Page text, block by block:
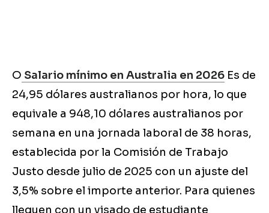
O Salario mínimo en Australia en 2026 Es de
24,95 dólares australianos por hora, lo que
equivale a 948,10 dólares australianos por
semana en una jornada laboral de 38 horas,
establecida por la Comisión de Trabajo
Justo desde julio de 2025 con un ajuste del
3,5% sobre el importe anterior. Para quienes
lleguen con un visado de estudiante